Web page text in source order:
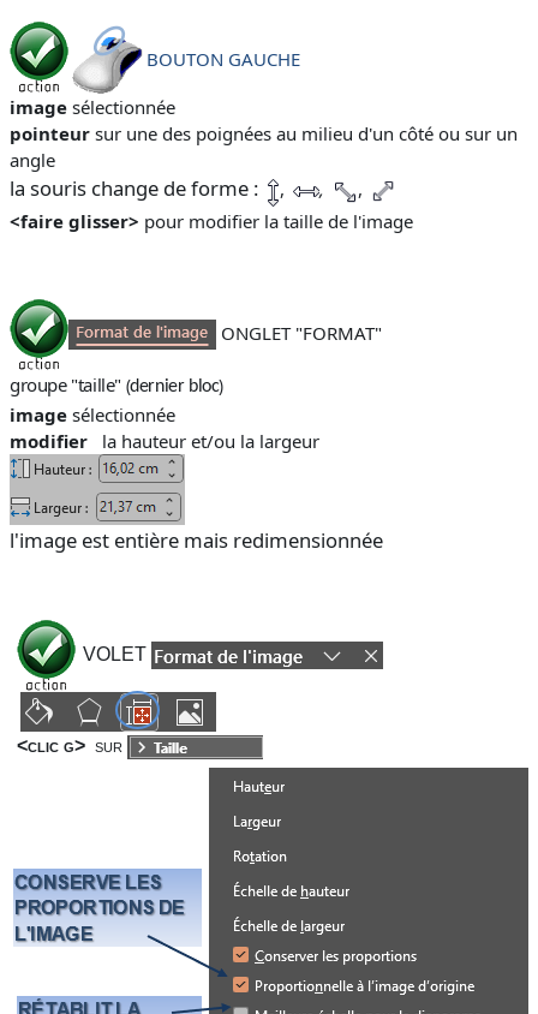
BOUTON GAUCHE
image sélectionnée
pointeur sur une des poignées au milieu d'un côté ou sur un
angle
la souris change de forme : , ,
,
<faire glisser> pour modifier la taille de l'image
ONGLET "FORMAT"
groupe "taille" (dernier bloc)
image sélectionnée
modifier la hauteur et/ou la largeur
l'image est entière mais redimensionnée
VOLET
<clic g>sur